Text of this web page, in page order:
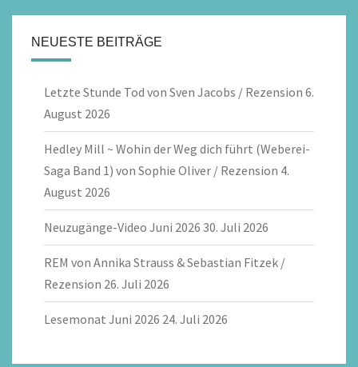
NEUESTE BEITRÄGE
Letzte Stunde Tod von Sven Jacobs / Rezension 6.
August 2026
Hedley Mill ~ Wohin der Weg dich führt (Weberei-
Saga Band 1) von Sophie Oliver / Rezension 4.
August 2026
Neuzugänge-Video Juni 2026 30. Juli 2026
REM von Annika Strauss & Sebastian Fitzek /
Rezension 26. Juli 2026
Lesemonat Juni 2026 24. Juli 2026